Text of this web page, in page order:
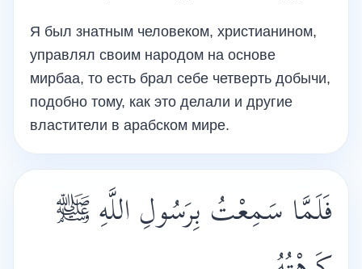
Я был знатным человеком, христианином,
управлял своим народом на основе
мирбаа, то есть брал себе четверть добычи,
подобно тому, как это делали и другие
властители в арабском мире.
فَلَمَّا سَمِعْتُ بِرَسُولِ اللَّهِ ﷺ